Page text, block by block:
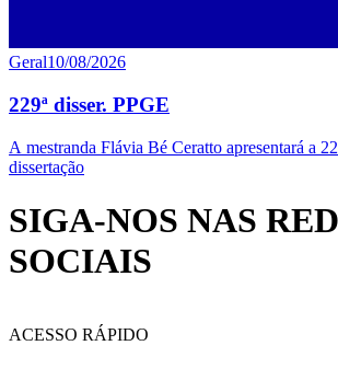
Geral10/08/2026
229ª disser. PPGE
A mestranda Flávia Bé Ceratto apresentará a
dissertação
SIGA-NOS NAS
SOCIAIS
ACESSO RÁPIDO